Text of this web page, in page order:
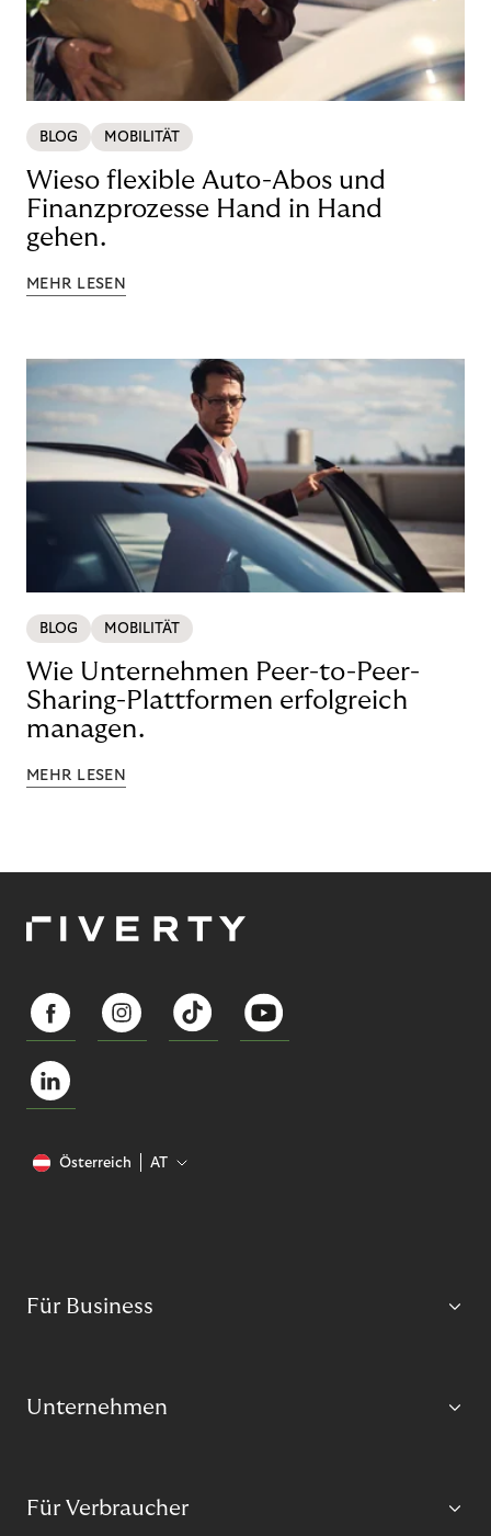
BLOG MOBILITÄT
Wieso flexible Auto-Abos und
Finanzprozesse Hand in Hand
gehen.
MEHR LESEN
BLOG MOBILITÄT
Wie Unternehmen Peer-to-Peer-
Sharing-Plattformen erfolgreich
managen.
MEHR LESEN
Österreich AT
Für Business
Unternehmen
Für Verbraucher